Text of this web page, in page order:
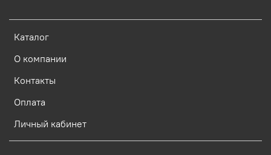
Каталог
О компании
Контакты
Оплата
Личный кабинет